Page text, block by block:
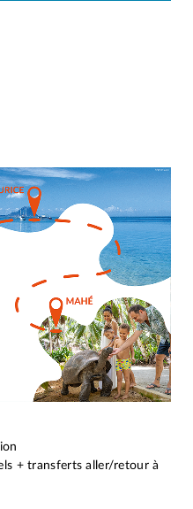
+ transferts aller/retour à